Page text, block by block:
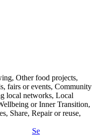
Other food projects,
fairs or events, Community
local networks, Local
or Inner Transition,
Share, Repair or reuse,
Se